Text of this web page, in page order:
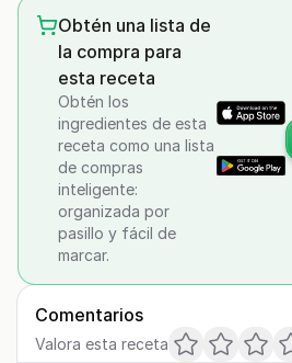
Obtén una lista de
la compra para
esta receta
Obtén los
ingredientes de esta
receta como una lista
de compras
inteligente:
organizada por
pasillo y fácil de
marcar.
Comentarios
Valora esta receta